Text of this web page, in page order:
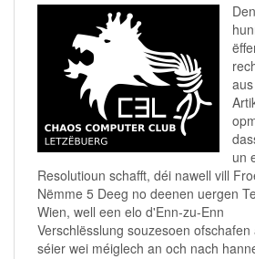
un
Resolutioun schafft, déi nawell vill
Nëmme 5 Deeg no deenen uergen
Wien, well een elo d'Enn-zu-Enn
Verschlësslung souzesoen ofschafen
séier wei méiglech an och nach